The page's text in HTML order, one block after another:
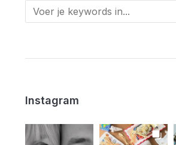
Instagram